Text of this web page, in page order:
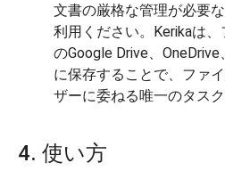
文書の厳格な管理が必要
利用ください。Kerikaは
のGoogle Drive、
に保存することで、ファ
ザーに委ねる唯一のタス
4. 使い方